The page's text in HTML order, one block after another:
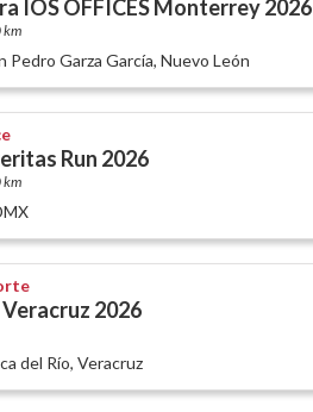
IOS OFFICES Monterrey 2026
km
Pedro Garza García, Nuevo León
Run 2026
km
2026
del Río, Veracruz